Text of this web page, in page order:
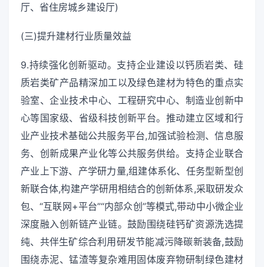
厅、省住房城乡建设厅)
(三)提升建材行业质量效益
9.持续强化创新驱动。支持企业建设以钙质岩类、硅
质岩类矿产品精深加工以及绿色建材为特色的重点实
验室、企业技术中心、工程研究中心、制造业创新中
心等国家级、省级科技创新平台。推动建立区域和行
业产业技术基础公共服务平台,加强试验检测、信息服
务、创新成果产业化等公共服务供给。支持企业联合
产业上下游、产学研力量,组建体系化、任务型新型创
新联合体,构建产学研用相结合的创新体系,采取研发众
包、“互联网+平台”“内部众创”等模式,带动中小微企业
深度融入创新链产业链。鼓励围绕硅钙矿资源洗选提
纯、共伴生矿综合利用研发节能减污降碳新装备,鼓励
围绕赤泥、锰渣等复杂难用固体废弃物研制绿色建材